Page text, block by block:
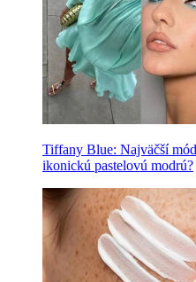
Tiffany Blue: Najväčší
ikonickú pastelovú modrú?